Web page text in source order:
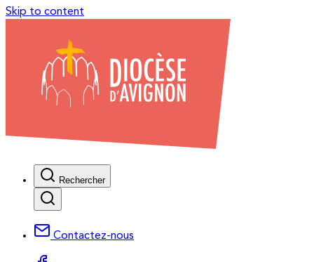
Skip to content
Rechercher
Contactez-nous